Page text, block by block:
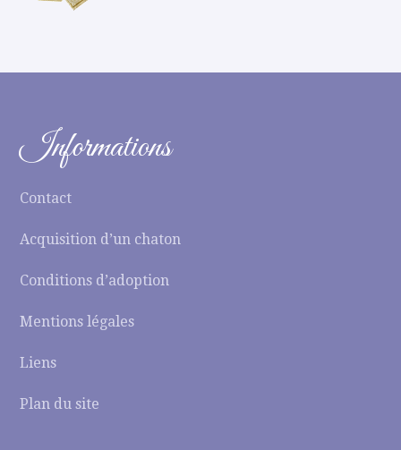
Informations
Contact
Acquisition d’un chaton
Conditions d’adoption
Mentions légales
Liens
Plan du site